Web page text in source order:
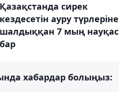
Қазақстанда сирек
кездесетін ауру түрлеріне
шалдыққан 7 мың науқас
бар
хабардар болыңыз: